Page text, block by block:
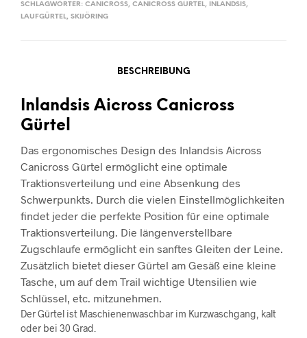
SCHLAGWÖRTER: CANICROSS, CANICROSS GÜRTEL, INLANDSIS,
LAUFGÜRTEL, SKIJÖRING
BESCHREIBUNG
Inlandsis Aicross Canicross
Gürtel
Das ergonomisches Design des Inlandsis Aicross
Canicross Gürtel ermöglicht eine optimale
Traktionsverteilung und eine Absenkung des
Schwerpunkts. Durch die vielen Einstellmöglichkeiten
findet jeder die perfekte Position für eine optimale
Traktionsverteilung. Die längenverstellbare
Zugschlaufe ermöglicht ein sanftes Gleiten der Leine.
Zusätzlich bietet dieser Gürtel am Gesäß eine kleine
Tasche, um auf dem Trail wichtige Utensilien wie
Schlüssel, etc. mitzunehmen.
Der Gürtel ist Maschienenwaschbar im Kurzwaschgang, kalt
oder bei 30 Grad.